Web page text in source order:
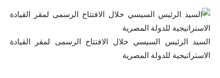
السيد الرئيس السيسي خلال الافتتاح الرسمى لمقر القيادة
الاستراتيجية للدولة المصرية